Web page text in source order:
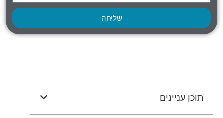
שליחה
תוכן עניינים